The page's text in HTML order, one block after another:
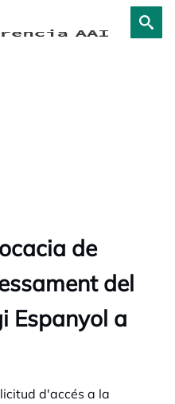
de
del
Espanyol a
d'accés a la